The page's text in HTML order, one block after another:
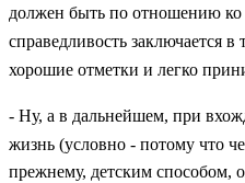
должен быть по отношению ко
справедливость заключается
хорошие отметки и легко
- Ну, а в дальнейшем, при
жизнь (условно - потому что
прежнему, детским способом,